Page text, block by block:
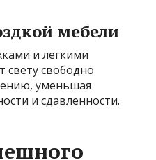
мебели
и легкими
свету свободно
уменьшая
и сдавленности.